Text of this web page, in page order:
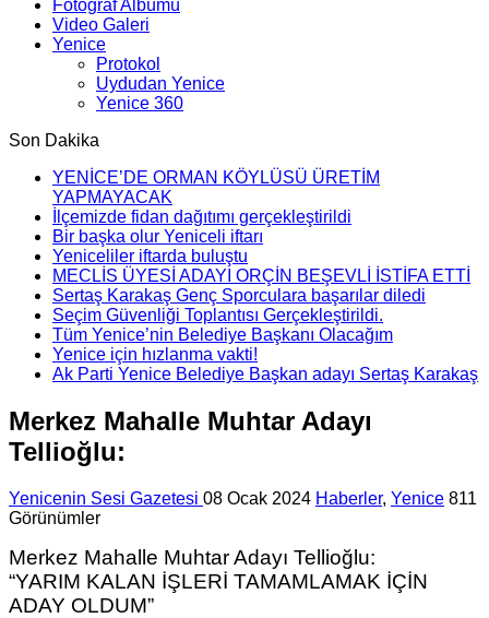
Fotoğraf Albümü
Video Galeri
Yenice
Protokol
Uydudan Yenice
Yenice 360
Son Dakika
YENİCE’DE ORMAN KÖYLÜSÜ ÜRETİM
YAPMAYACAK
İlçemizde fidan dağıtımı gerçekleştirildi
Bir başka olur Yeniceli iftarı
Yeniceliler iftarda buluştu
MECLİS ÜYESİ ADAYI ORÇİN BEŞEVLİ İSTİFA ETTİ
Sertaş Karakaş Genç Sporculara başarılar diledi
Seçim Güvenliği Toplantısı Gerçekleştirildi.
Tüm Yenice’nin Belediye Başkanı Olacağım
Yenice için hızlanma vakti!
Ak Parti Yenice Belediye Başkan adayı Sertaş Karakaş
Merkez Mahalle Muhtar Adayı
Tellioğlu:
Yenicenin Sesi Gazetesi 08 Ocak 2024 Haberler, Yenice 811
Görünümler
Merkez Mahalle Muhtar Adayı Tellioğlu:
“YARIM KALAN İŞLERİ TAMAMLAMAK İÇİN
ADAY OLDUM”